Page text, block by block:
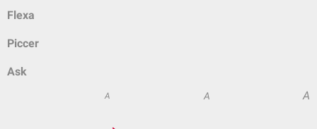
Flexa
Piccer
Ask
A A A